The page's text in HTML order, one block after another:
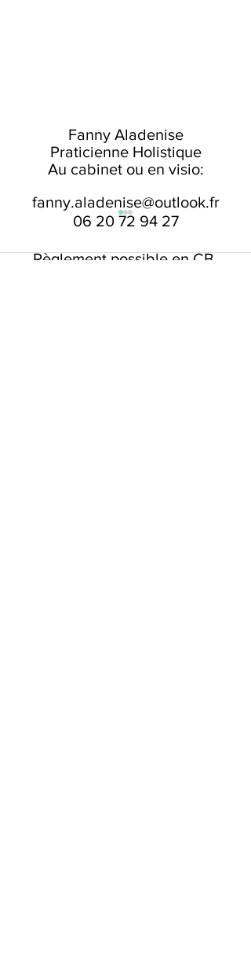
Fanny Aladenise
Praticienne Holistique
Au cabinet ou en visio:
fanny.aladenise@outlook.fr
06 20 72 94 27
Règlement possible en CB,